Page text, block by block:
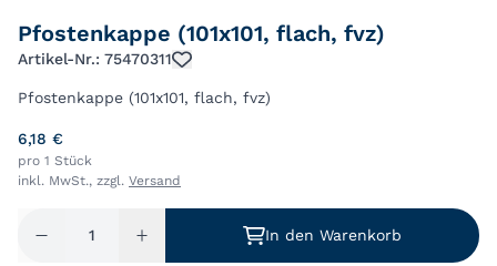
Pfostenkappe (101x101, flach, fvz)
Artikel-Nr.: 75470311
Pfostenkappe (101x101, flach, fvz)
6,18 €
pro 1 Stück
inkl. MwSt., zzgl. Versand
In den Warenkorb